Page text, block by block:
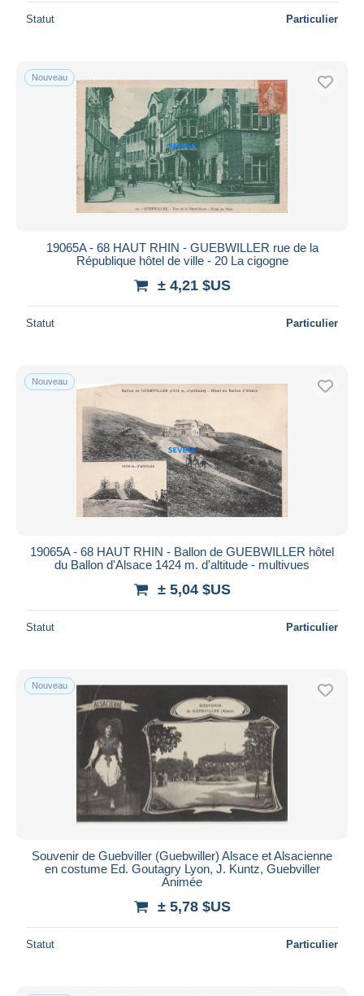
Statut Particulier
Nouveau
19065A - 68 HAUT RHIN - GUEBWILLER rue de la
République hôtel de ville - 20 La cigogne
± 4,21 $US
Statut Particulier
Nouveau
19065A - 68 HAUT RHIN - Ballon de GUEBWILLER hôtel
du Ballon d'Alsace 1424 m. d'altitude - multivues
± 5,04 $US
Statut Particulier
Nouveau
Souvenir de Guebviller (Guebwiller) Alsace et Alsacienne
en costume Ed. Goutagry Lyon, J. Kuntz, Guebviller
Animée
± 5,78 $US
Statut Particulier